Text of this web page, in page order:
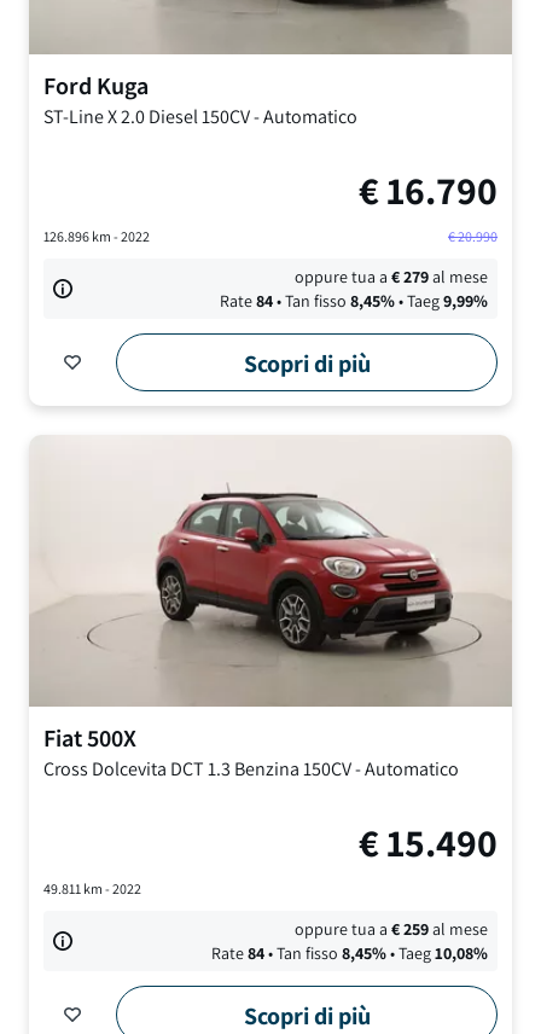
Ford Kuga
ST-Line X2.0 Diesel 150CV-Automatico
€16.790
126.896km - 2022 €20.990
oppure tua a€279al mese
Rate84• Tan fisso 8,45%• Taeg9,99%
Scopri di più
Fiat500X
Cross Dolcevita DCT1.3 Benzina 150CV-Automatico
€15.490
49.811km - 2022
oppure tua a€259al mese
Rate84• Tan fisso 8,45%• Taeg10,08%
Scopri di più